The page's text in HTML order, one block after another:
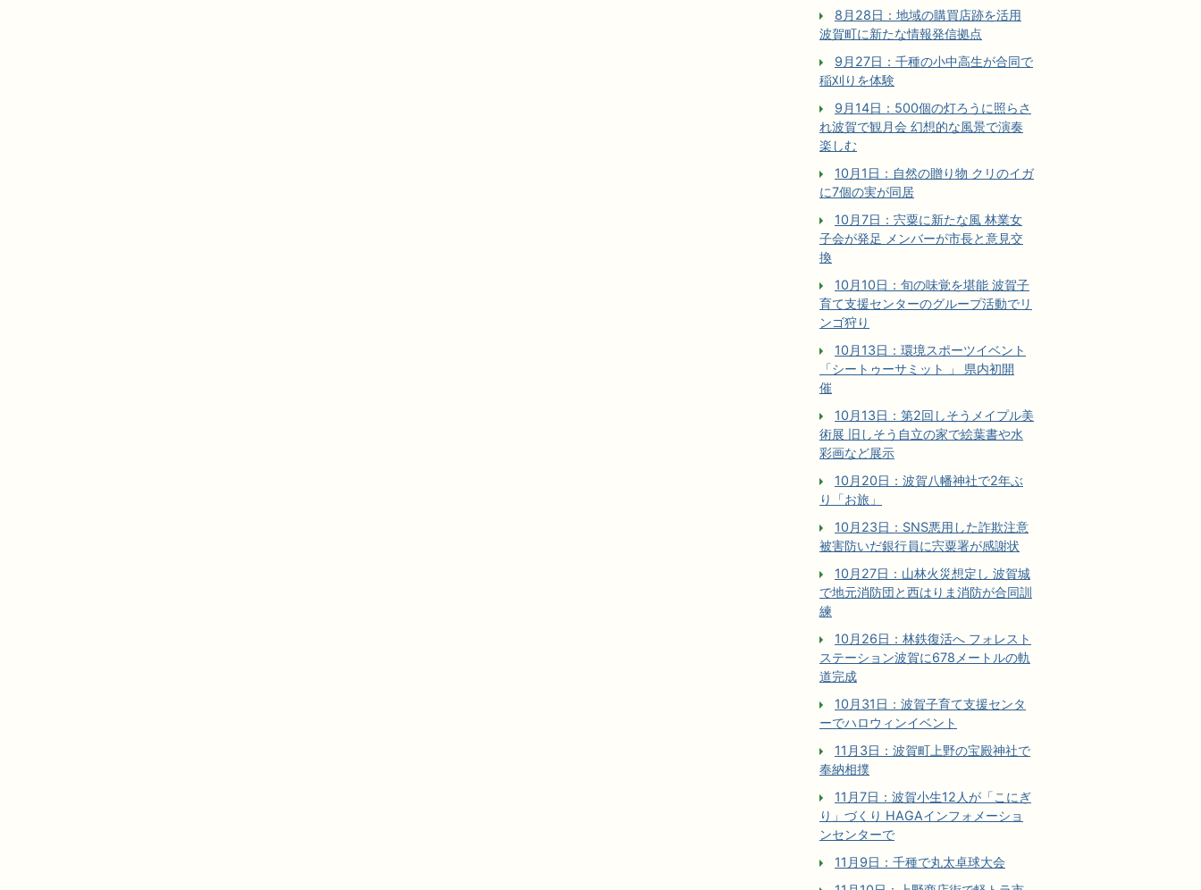
8月28日：地域の購買店跡を活用
波賀町に新たな情報発信拠点
9月27日：千種の小中高生が合同で
稲刈りを体験
9月14日：500個の灯ろうに照らさ
れ波賀で観月会 幻想的な風景で演奏
楽しむ
10月1日：自然の贈り物 クリのイガ
に7個の実が同居
10月7日：宍粟に新たな風 林業女
子会が発足 メンバーが市長と意見交
換
10月10日：旬の味覚を堪能 波賀子
育て支援センターのグループ活動でリ
ンゴ狩り
10月13日：環境スポーツイベント
「シートゥーサミット 」 県内初開
催
10月13日：第2回しそうメイプル美
術展 旧しそう自立の家で絵葉書や水
彩画など展示
10月20日：波賀八幡神社で2年ぶ
り「お旅」
10月23日：SNS悪用した詐欺注意
被害防いだ銀行員に宍粟署が感謝状
10月27日：山林火災想定し 波賀城
で地元消防団と西はりま消防が合同訓
練
10月26日：林鉄復活へ フォレスト
ステーション波賀に678メートルの軌
道完成
10月31日：波賀子育て支援センタ
ーでハロウィンイベント
11月3日：波賀町上野の宝殿神社で
奉納相撲
11月7日：波賀小生12人が「こにぎ
り」づくり HAGAインフォメーショ
ンセンターで
11月9日：千種で丸太卓球大会